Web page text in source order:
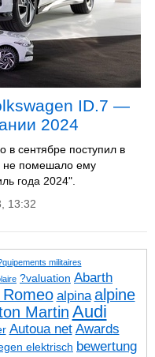
ID.7 —
2024
в сентябре поступил в
не помешало ему
года 2024".
13:32
militaires
?valuation Abarth
alpina alpine
Martin Audi
Autoua net Awards
elektrisch bewertung